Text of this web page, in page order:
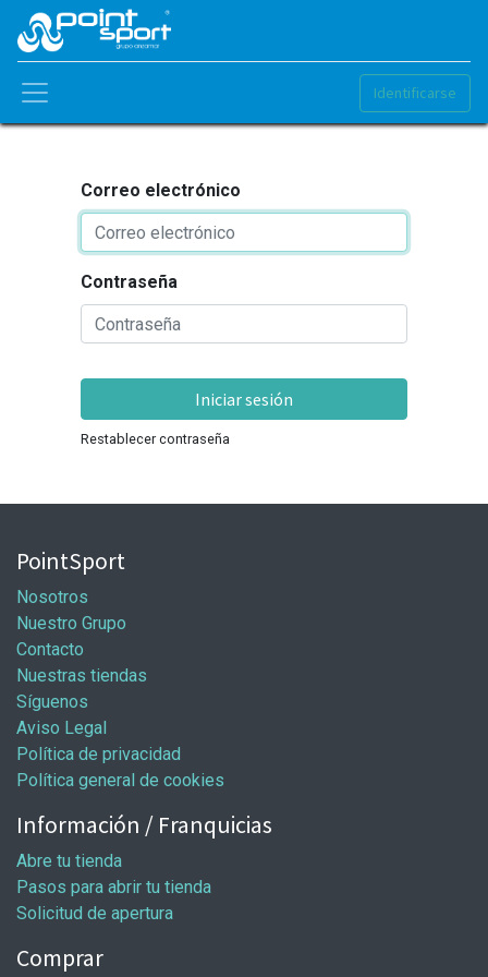
Identificarse
Correo electrónico
Contraseña
Iniciar sesión
Restablecer contraseña
PointSport
Nosotros
Nuestro Grupo
Contacto
Nuestras tiendas
Síguenos
Aviso Legal
Política de privacidad
Política general de cookies
Información / Franquicias
Abre tu tienda
Pasos para abrir tu tienda
Solicitud de apertura
Comprar